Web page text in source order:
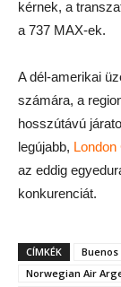
kérnek, a
a 737 MAX-ek.
A dél-amerikai
számára, a
hosszútávú
legújabb,
az eddig
konkurenciát.
CÍMKÉK Buenos
Norwegian Air